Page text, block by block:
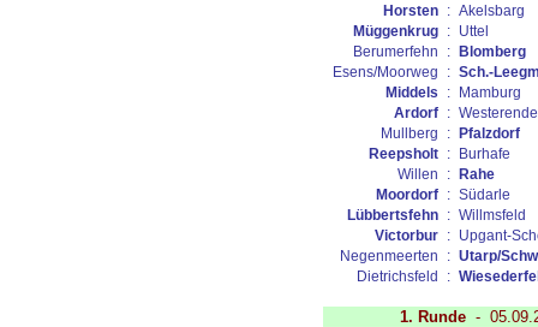
Horsten : Akelsbarg
Müggenkrug : Uttel
Berumerfehn
:
Blomberg
Esens/Moorweg
: Sch.-
Middels
:
Mamburg
Ardorf :
Mullberg
:
Pfalzdorf
Reepsholt :
Burhafe
Willen
:
Rahe
Moordorf : Südarle
Lübbertsfehn : Willmsfeld
Victorbur : Upgant-
Negenmeerten
: Utarp/
Dietrichsfeld
:
1. Runde -